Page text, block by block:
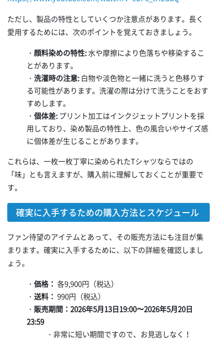
ただし、製品の特性としていくつか注意点があります。長く
愛用するためには、次のポイントを覚えておきましょう。
・ 顔料染めの特性:水や摩擦により色落ちや移染するこ
とがあります。
・ 洗濯時の注意: 白物や淡色物と一緒に洗うと色移りす
る可能性があります。洗濯の際は分けて洗うことをおす
すめします。
・ 個体差: プリント加工はインクジェットプリントを採
用しており、染め製品の特性上、色の風合いやサイズ感
に個体差が生じることがあります。
これらは、一枚一枚丁寧に染められたTシャツならではの
「味」とも言えますが、購入前に理解しておくことが重要で
す。
確実に入手するための購入方法とスケジュール
ファン待望のアイテムとあって、その販売方法にも注目が集
まります。確実に入手するために、以下の詳細を確認しまし
ょう。
・ 価格： 各9,900円（税込）
・ 送料： 990円（税込）
・ 販売期間：2026年5月13日19:00〜2026年5月20日
23:59
・非常に短い期間ですので、お見逃しなく！